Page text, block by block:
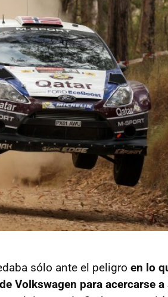
sólo ante el peligro en lo
Volkswagen para acercarse